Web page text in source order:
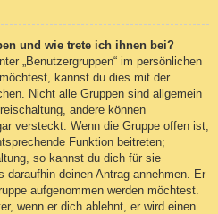
und wie trete ich ihnen bei?
„Benutzergruppen“ im persönlichen
kannst du dies mit der
Nicht alle Gruppen sind allgemein
andere können
versteckt. Wenn die Gruppe offen ist,
Funktion beitreten;
so kannst du dich für sie
daraufhin deinen Antrag annehmen. Er
aufgenommen werden möchtest.
wenn er dich ablehnt, er wird einen